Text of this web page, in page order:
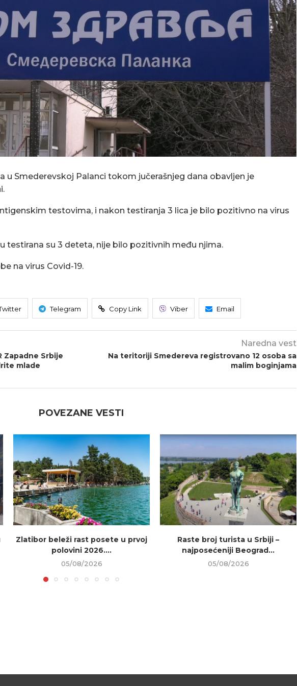
u Smederevskoj Palanci tokom jučerašnjeg dana obavljen je
testovima, i nakon testiranja 3 lica je bilo pozitivno na virus
testirana su 3 deteta, nije bilo pozitivnih među njima.
na virus Covid-19.
Telegram Copy Link Viber Email
Zapadne Srbije
mlade
Naredna vest
Na teritoriji Smedereva registrovano 12 osoba sa
malim boginjama
POVEZANE VESTI
Zlatibor beleži rast posete u prvoj
polovini 2026....
05/08/2026
Raste broj turista u Srbiji –
najposećeniji Beograd...
05/08/2026